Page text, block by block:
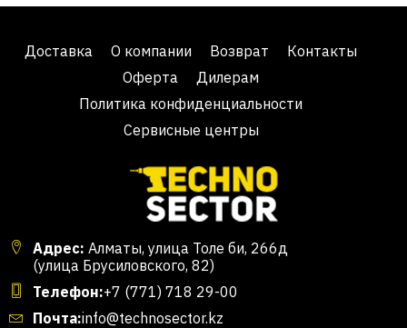
Доставка О компании Возврат
Контакты
Оферта
Дилерам
Политика конфиденциальности
Сервисные центры
Адрес: Алматы, улица Толе би, 266д
(улица Брусиловского, 82)
Телефон:+7 (771) 718 29-00
Почта:info@technosector.kz